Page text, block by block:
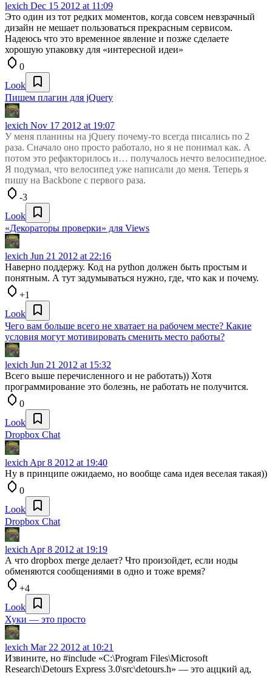
lexich Dec 15 2012 at 11:09
Это один из тот редких моментов, когда совсем невзрачный
дизайн не мешает пользоваться прекрасным сервисом.
Надеюсь что это временное явление и позже сделаете
хорошую упаковку для «интересной идеи»
0
Look
Пишем плагин для jQuery
lexich Nov 17 2012 at 19:07
У меня планины на jQuery почему-то всегда писались по 2
раза. Сначало оно просто работало, но я не понимал как. А
потом это рефакторилось и… получалось нечто велосипедное.
Я подумал, что велосипед уже написали до меня. Теперь я
пишу на Backbone с первого раза.
-3
Look
«Декораторы проверки» для Views
lexich Jun 21 2012 at 22:16
Наверно поддержу. Код на python должен быть простым и
понятным. А тут задумываться нужно, где, что как и почему.
+1
Look
Чего вам больше всего не хватает на рабочем месте? Какие
условия могут мотивировать сменить место работы?
lexich Jun 21 2012 at 15:32
Всего выше перечисленного и не работать)) Хотя
программирование это болезнь, не работать не получится.
0
Look
Dropbox Chat
lexich Apr 8 2012 at 19:40
Ну в принципе ожидаемо, но вообще сама идея веселая такая))
0
Look
Dropbox Chat
lexich Apr 8 2012 at 19:19
А что dropbox merge делает? Что произойдет, если ноды
обменяются сообщениями в одно и тоже время?
+4
Look
Хуки — это просто
lexich Mar 22 2012 at 10:21
Извините, но #include «C:\Program Files\Microsoft
Research\Detours Express 3.0\src\detours.h» — это аццкий ад,